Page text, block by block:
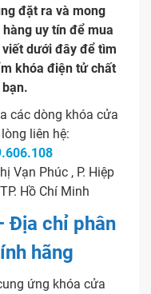
đặt ra và mong
uy tín để mua
dưới đây để tìm
khóa điện tử chất
các dòng khóa cửa
liên hệ:
Vạn Phúc , P. Hiệp
Hồ Chí Minh
Địa chỉ phân
hãng
ứng khóa cửa